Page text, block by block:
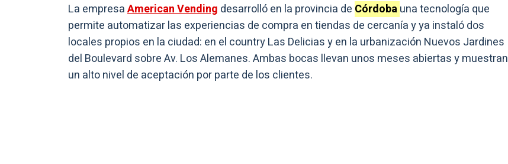
La empresaAmerican Vending desarrolló en la provincia de Córdobauna tecnología que
permite automatizar las experiencias de compra en tiendas de cercanía y ya instaló dos
locales propios en la ciudad: en el country Las Delicias y en la urbanización Nuevos Jardines
del Boulevard sobre Av. Los Alemanes. Ambas bocas llevan unos meses abiertas y muestran
un alto nivel de aceptación por parte de los clientes.